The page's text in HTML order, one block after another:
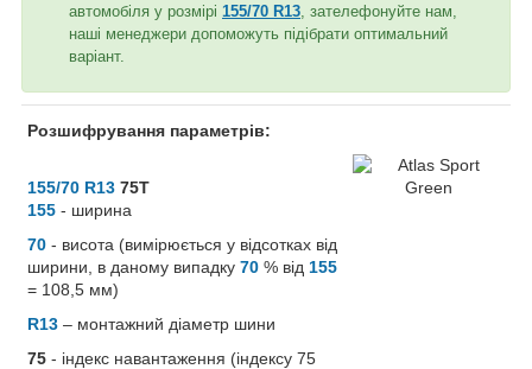
автомобіля у розмірі 155/70 R13 , зателефонуйте нам,
наші менеджери допоможуть підібрати оптимальний
варіант.
Розшифрування параметрів:
155/70 R13 75T
155 - ширина
70 - висота (вимірюється у відсотках від
ширини, в даному випадку 70 % від 155
= 108,5 мм)
R13 – монтажний діаметр шини
75 - індекс навантаження (індексу 75